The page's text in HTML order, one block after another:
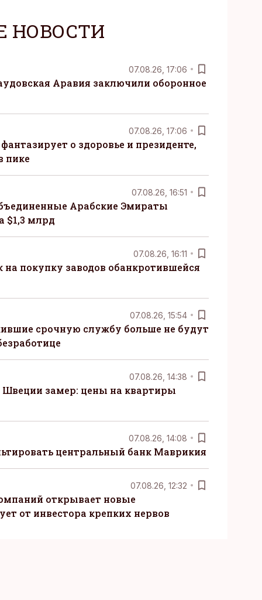
НОВОСТИ
07.08.26, 17:06
Аравия заключили оборонное
07.08.26, 17:06
о здоровье и президенте,
пике
07.08.26, 16:51
Арабские Эмираты
$1,3 млрд
07.08.26, 16:11
на покупку заводов обанкротившейся
07.08.26, 15:54
срочную службу больше не будут
07.08.26, 14:38
замер: цены на квартиры
07.08.26, 14:08
центральный банк Маврикия
07.08.26, 12:32
открывает новые
от инвестора крепких нервов